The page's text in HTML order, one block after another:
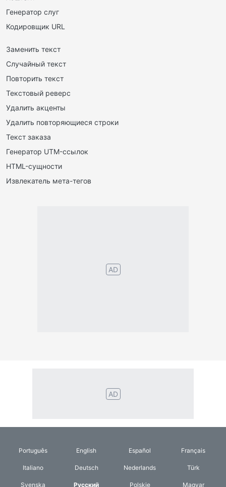
Генератор слуг
Кодировщик URL
Заменить текст
Случайный текст
Повторить текст
Текстовый реверс
Удалить акценты
Удалить повторяющиеся строки
Текст заказа
Генератор UTM-ссылок
HTML-сущности
Извлекатель мета-тегов